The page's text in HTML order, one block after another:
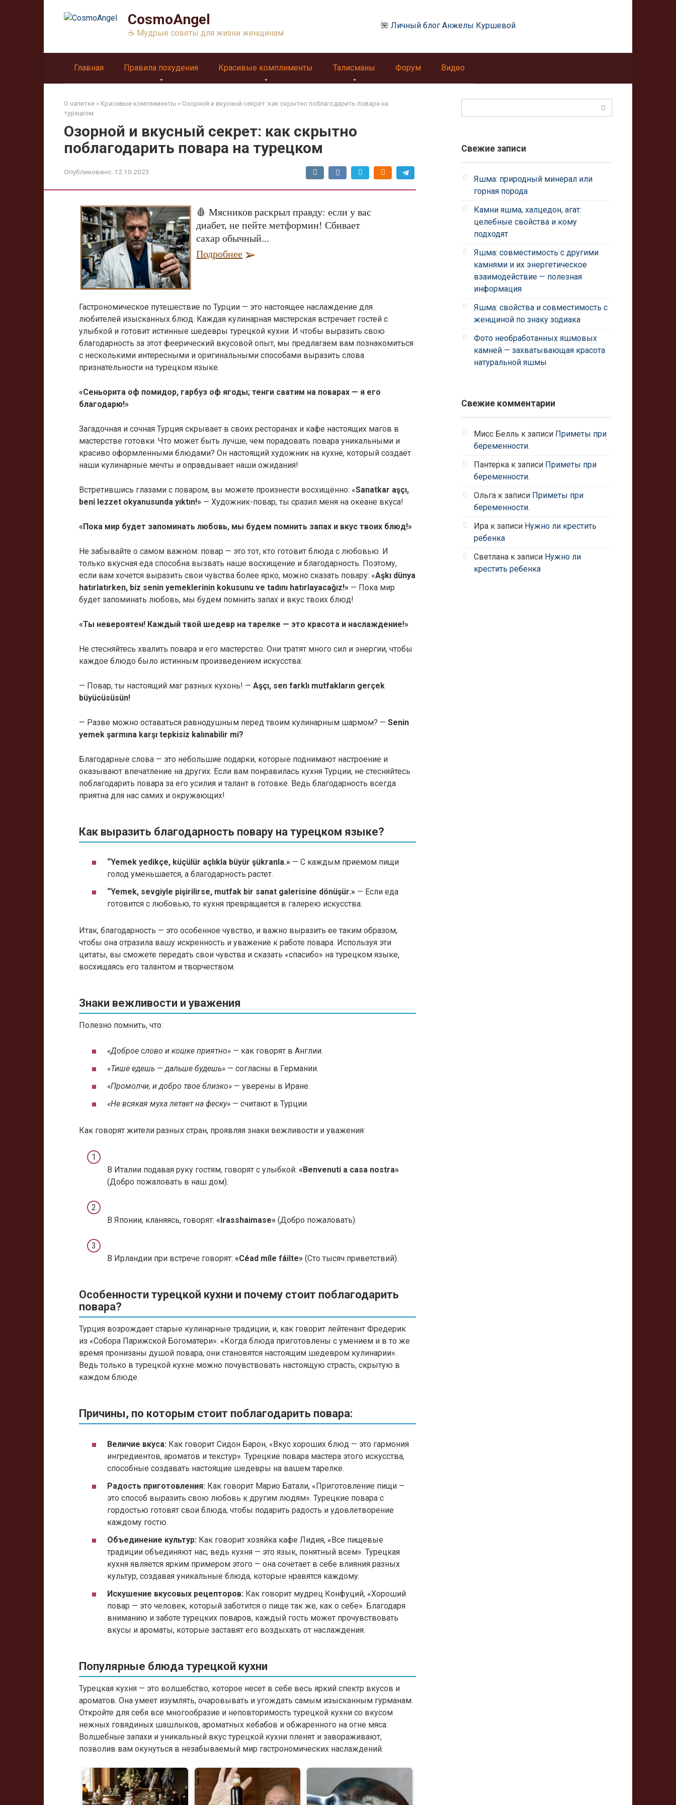
CosmoAngel
☕ Мудрые советы для жизни женщинам
🌺 Личный блог Анжелы Куршевой
Главная Правила похудения Красивые комплименты Талисманы Форум Видео
О напитке » Красивые комплименты » Озорной и вкусный секрет: как скрытно поблагодарить повара на
турецком
Озорной и вкусный секрет: как скрытно
поблагодарить повара на турецком
Опубликовано: 12.10.2023
🩸 Мясников раскрыл правду: если у вас
диабет, не пейте метформин! Сбивает
сахар обычный...
Подробнее
Гастрономическое путешествие по Турции — это настоящее наслаждение для
любителей изысканных блюд. Каждая кулинарная мастерская встречает гостей с
улыбкой и готовит истинные шедевры турецкой кухни. И чтобы выразить свою
благодарность за этот феерический вкусовой опыт, мы предлагаем вам познакомиться
с несколькими интересными и оригинальными способами выразить слова
признательности на турецком языке.
«Сеньорита оф помидор, гарбуз оф ягоды; тенги саатим на поварах — я его
благодарю!»
Загадочная и сочная Турция скрывает в своих ресторанах и кафе настоящих магов в
мастерстве готовки. Что может быть лучше, чем порадовать повара уникальными и
красиво оформленными блюдами? Он настоящий художник на кухне, который создаёт
наши кулинарные мечты и оправдывает наши ожидания!
Встретившись глазами с поваром, вы можете произнести восхищённо: «Sanatkar aşçı,
beni lezzet okyanusunda yıktın!» — Художник-повар, ты сразил меня на океане вкуса!
«Пока мир будет запоминать любовь, мы будем помнить запах и вкус твоих блюд!»
Не забывайте о самом важном: повар — это тот, кто готовит блюда с любовью. И
только вкусная еда способна вызвать наше восхищение и благодарность. Поэтому,
если вам хочется выразить свои чувства более ярко, можно сказать повару: «Aşkı dünya
hatırlatırken, biz senin yemeklerinin kokusunu ve tadını hatırlayacağız!» — Пока мир
будет запоминать любовь, мы будем помнить запах и вкус твоих блюд!
«Ты невероятен! Каждый твой шедевр на тарелке — это красота и наслаждение!»
Не стесняйтесь хвалить повара и его мастерство. Они тратят много сил и энергии, чтобы
каждое блюдо было истинным произведением искусства:
— Повар, ты настоящий маг разных кухонь! — Aşçı, sen farklı mutfakların gerçek
büyücüsüsün!
— Разве можно оставаться равнодушным перед твоим кулинарным шармом? — Senin
yemek şarmına karşı tepkisiz kalınabilir mi?
Благодарные слова — это небольшие подарки, которые поднимают настроение и
оказывают впечатление на других. Если вам понравилась кухня Турции, не стесняйтесь
поблагодарить повара за его усилия и талант в готовке. Ведь благодарность всегда
приятна для нас самих и окружающих!
Как выразить благодарность повару на турецком языке?
“Yemek yedikçe, küçülür açlıkla büyür şükranla.» — С каждым приемом пищи
голод уменьшается, а благодарность растет.
“Yemek, sevgiyle pişirilirse, mutfak bir sanat galerisine dönüşür.» — Если еда
готовится с любовью, то кухня превращается в галерею искусства.
Итак, благодарность — это особенное чувство, и важно выразить ее таким образом,
чтобы она отразила вашу искренность и уважение к работе повара. Используя эти
цитаты, вы сможете передать свои чувства и сказать «спасибо» на турецком языке,
восхищаясь его талантом и творчеством.
Знаки вежливости и уважения
Полезно помнить, что:
«Доброе слово и кошке приятно» — как говорят в Англии.
«Тише едешь — дальше будешь» — согласны в Германии.
«Промолчи, и добро твое близко» — уверены в Иране.
«Не всякая муха летает на феску» — считают в Турции.
Как говорят жители разных стран, проявляя знаки вежливости и уважения:
В Италии подавая руку гостям, говорят с улыбкой: «Benvenuti a casa nostra»
(Добро пожаловать в наш дом).
В Японии, кланяясь, говорят: «Irasshaimase» (Добро пожаловать).
В Ирландии при встрече говорят: «Céad míle fáilte» (Сто тысяч приветствий).
Особенности турецкой кухни и почему стоит поблагодарить
повара?
Турция возрождает старые кулинарные традиции, и, как говорит лейтенант Фредерик
из «Собора Парижской Богоматери»: «Когда блюда приготовлены с умением и в то же
время пронизаны душой повара, они становятся настоящим шедевром кулинарии».
Ведь только в турецкой кухне можно почувствовать настоящую страсть, скрытую в
каждом блюде.
Причины, по которым стоит поблагодарить повара:
Величие вкуса: Как говорит Сидон Барон, «Вкус хороших блюд — это гармония
ингредиентов, ароматов и текстур». Турецкие повара мастера этого искусства,
способные создавать настоящие шедевры на вашем тарелке.
Радость приготовления: Как говорит Марио Батали, «Приготовление пищи —
это способ выразить свою любовь к другим людям». Турецкие повара с
гордостью готовят свои блюда, чтобы подарить радость и удовлетворение
каждому гостю.
Объединение культур: Как говорит хозяйка кафе Лидия, «Все пищевые
традиции объединяют нас, ведь кухня — это язык, понятный всем». Турецкая
кухня является ярким примером этого — она сочетает в себе влияния разных
культур, создавая уникальные блюда, которые нравятся каждому.
Искушение вкусовых рецепторов: Как говорит мудрец Конфуций, «Хороший
повар — это человек, который заботится о пище так же, как о себе». Благодаря
вниманию и заботе турецких поваров, каждый гость может прочувствовать
вкусы и ароматы, которые заставят его воздыхать от наслаждения.
Популярные блюда турецкой кухни
Турецкая кухня — это волшебство, которое несет в себе весь яркий спектр вкусов и
ароматов. Она умеет изумлять, очаровывать и угождать самым изысканным гурманам.
Откройте для себя все многообразие и неповторимость турецкой кухни со вкусом
нежных говядиных шашлыков, ароматных кебабов и обжаренного на огне мяса.
Волшебные запахи и уникальный вкус турецкой кухни пленят и завораживают,
позволив вам окунуться в незабываемый мир гастрономических наслаждений.
Свежие записи
Яшма: природный минерал или
горная порода
Камни яшма, халцедон, агат:
целебные свойства и кому
подходят
Яшма: совместимость с другими
камнями и их энергетическое
взаимодействие — полезная
информация
Яшма: свойства и совместимость с
женщиной по знаку зодиака
Фото необработанных яшмовых
камней — захватывающая красота
натуральной яшмы
Свежие комментарии
Мисс Белль к записи Приметы при
беременности.
Пантерка к записи Приметы при
беременности.
Ольга к записи Приметы при
беременности.
Ира к записи Нужно ли крестить
ребенка
Светлана к записи Нужно ли
крестить ребенка